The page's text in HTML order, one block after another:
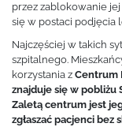
przez zablokowanie
się w postaci podjęcia
Najczęściej w takich
szpitalnego.
korzystania z Centrum
znajduje się w pobliżu
Zaletą centrum jest
zgłaszać pacjenci bez